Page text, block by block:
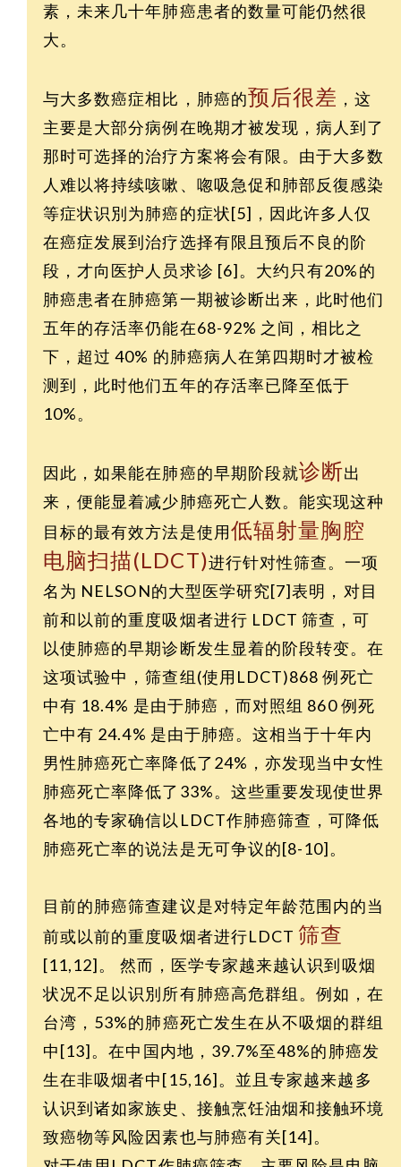
素，未来几十年肺癌患者的数量可能仍然很
大。
与大多数癌症相比，肺癌的预后很差 ，这
主要是大部分病例在晚期才被发现，病人到了
那时可选择的治疗方案将会有限。由于大多数
人难以将持续咳嗽、唿吸急促和肺部反復感染
等症状识別为肺癌的症状[5]，因此许多人仅
在癌症发展到治疗选择有限且预后不良的阶
段，才向医护人员求诊 [6]。大约只有20%的
肺癌患者在肺癌第一期被诊断出来，此时他们
五年的存活率仍能在68-92% 之间，相比之
下，超过 40% 的肺癌病人在第四期时才被检
测到，此时他们五年的存活率已降至低于
10%。
因此，如果能在肺癌的早期阶段就诊断出
来，便能显着减少肺癌死亡人数。能实现这种
目标的最有效方法是使用低辐射量胸腔
电脑扫描(LDCT)进行针对性筛查。一项
名为 NELSON的大型医学研究[7]表明，对目
前和以前的重度吸烟者进行 LDCT 筛查，可
以使肺癌的早期诊断发生显着的阶段转变。在
这项试验中，筛查组(使用LDCT)868 例死亡
中有 18.4% 是由于肺癌，而对照组 860 例死
亡中有 24.4% 是由于肺癌。这相当于十年内
男性肺癌死亡率降低了24%，亦发现当中女性
肺癌死亡率降低了33%。这些重要发现使世界
各地的专家确信以LDCT作肺癌筛查，可降低
肺癌死亡率的说法是无可争议的[8-10]。
目前的肺癌筛查建议是对特定年龄范围内的当
前或以前的重度吸烟者进行LDCT 筛查
[11,12]。 然而，医学专家越来越认识到吸烟
状况不足以识別所有肺癌高危群组。例如，在
台湾，53%的肺癌死亡发生在从不吸烟的群组
中[13]。在中国内地，39.7%至48%的肺癌发
生在非吸烟者中[15,16]。並且专家越来越多
认识到诸如家族史、接触烹饪油烟和接触环境
致癌物等风险因素也与肺癌有关[14]。